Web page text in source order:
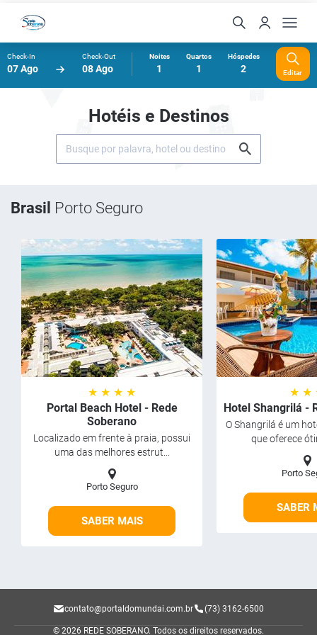
Check-In
07 Ago
Check-Out
08 Ago
Noites
1
Quartos
1
Hóspedes
2 Editar
Hotéis e Destinos
Brasil Porto Seguro
★ ★ ★ ★
Portal Beach Hotel - Rede
Soberano
Localizado em frente à praia, possui
uma das melhores estrut...
Porto Seguro
SABER MAIS
★ ★
Hotel Shangrilá -
O Shangrilá é um
que oferece
Porto
SABER
contato@portaldomundai.com.br (73) 3162-6500
© 2026 REDE SOBERANO. Todos os direitos reservados.